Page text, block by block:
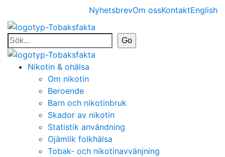
NyhetsbrevOm ossKontaktEnglish
Nikotin & ohälsa
Om nikotin
Beroende
Barn och nikotinbruk
Skador av nikotin
Statistik användning
Ojämlik folkhälsa
Tobak- och nikotinavvänjning